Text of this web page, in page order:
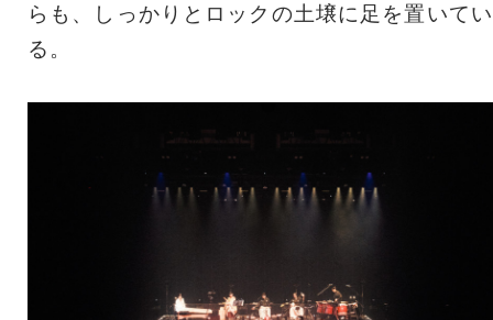
らも、しっかりとロックの土壌に足を置いてい
る。